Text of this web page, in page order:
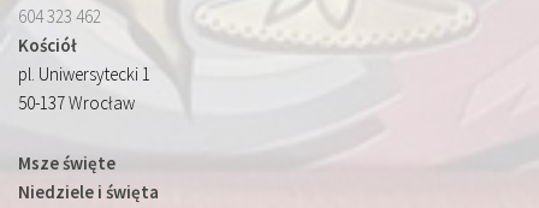
604 323 462
Kościół
pl. Uniwersytecki 1
50-137 Wrocław
Msze święte
Niedziele i święta